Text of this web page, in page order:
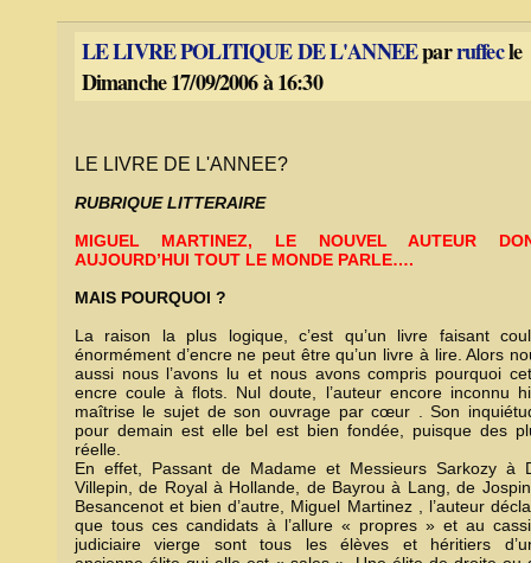
LE LIVRE POLITIQUE DE L'ANNEEparruffecle
Dimanche 17/09/2006 à 16:30
LE LIVRE DE L'ANNEE?
RUBRIQUE LITTERAIRE
MIGUEL MARTINEZ, LE NOUVEL AUTEUR
AUJOURD’HUI TOUT LE MONDE PARLE….
MAIS POURQUOI ?
La raison la plus logique, c’est qu’un livre faisant
énormément d’encre ne peut être qu’un livre à lire. Alors
aussi nous l’avons lu et nous avons compris pourquoi
encre coule à flots. Nul doute, l’auteur encore inconnu
maîtrise le sujet de son ouvrage par cœur . Son
pour demain est elle bel est bien fondée, puisque des
réelle.
En effet, Passant de Madame et Messieurs Sarkozy à
Villepin, de Royal à Hollande, de Bayrou à Lang, de
Besancenot et bien d’autre, Miguel Martinez , l’auteur
que tous ces candidats à l’allure « propres » et au
judiciaire vierge sont tous les élèves et héritiers